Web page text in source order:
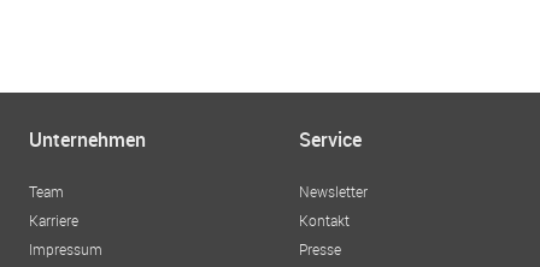
Unternehmen
Team
Karriere
Impressum
Service
Newsletter
Kontakt
Presse